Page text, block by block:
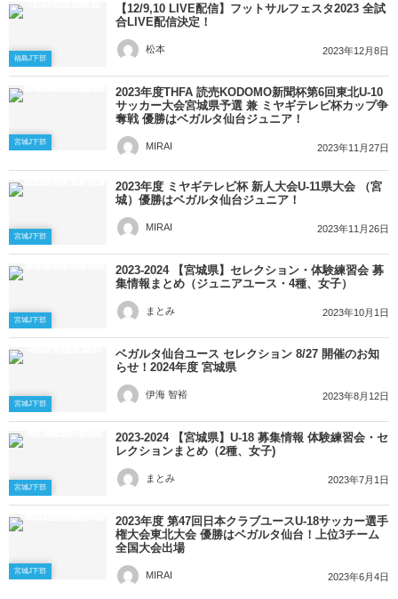
福島J下部
【12/9,10 LIVE配信】フットサルフェスタ2023 全試
合LIVE配信決定！
松本 2023年12月8日
宮城J下部
2023年度THFA 読売KODOMO新聞杯第6回東北U-10
サッカー大会宮城県予選 兼 ミヤギテレビ杯カップ争
奪戦 優勝はベガルタ仙台ジュニア！
MIRAI 2023年11月27日
宮城J下部
2023年度 ミヤギテレビ杯 新人大会U-11県大会 （宮
城）優勝はベガルタ仙台ジュニア！
MIRAI 2023年11月26日
宮城J下部
2023-2024 【宮城県】セレクション・体験練習会 募
集情報まとめ（ジュニアユース・4種、女子）
まとみ 2023年10月1日
宮城J下部
ベガルタ仙台ユース セレクション 8/27 開催のお知
らせ！2024年度 宮城県
伊海 智裕 2023年8月12日
宮城J下部
2023-2024 【宮城県】U-18 募集情報 体験練習会・セ
レクションまとめ（2種、女子)
まとみ 2023年7月1日
宮城J下部
2023年度 第47回日本クラブユースU-18サッカー選手
権大会東北大会 優勝はベガルタ仙台！上位3チーム
全国大会出場
MIRAI 2023年6月4日